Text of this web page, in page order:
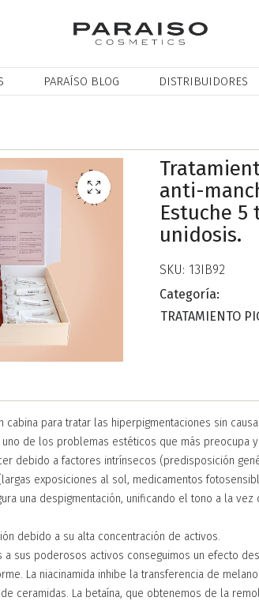
PARAÍSO BLOG DISTRIBUIDORES
anti-
Estuche
unidosis.
SKU: 13IB92
Categoría:
TRATAMIENTO
cabina para tratar las hiperpigmentaciones sin
uno de los problemas estéticos que más preocupa
debido a factores intrínsecos (predisposición
exposiciones al sol, medicamentos
una despigmentación, unificando el tono a la
debido a su alta concentración de activos.
a sus poderosos activos conseguimos un efecto
La niacinamida inhibe la transferencia de
ceramidas. La betaína, que obtenemos de la